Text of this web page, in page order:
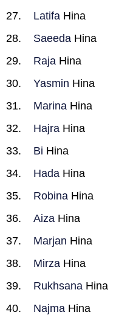
Latifa Hina
Saeeda Hina
Raja Hina
Yasmin Hina
Marina Hina
Hajra Hina
Bi Hina
Hada Hina
Robina Hina
Aiza Hina
Marjan Hina
Mirza Hina
Rukhsana Hina
Najma Hina